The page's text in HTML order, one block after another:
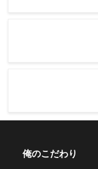
俺のこだわり